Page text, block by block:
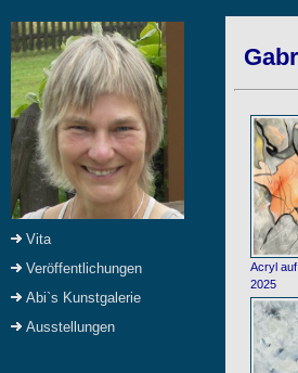
Vita
Veröffentlichungen
Abi`s Kunstgalerie
Ausstellungen
Acryl
2025